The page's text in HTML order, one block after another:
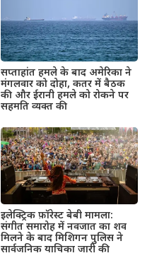
सप्ताहांत हमले के बाद अमेरिका ने
मंगलवार को दोहा, कतर में बैठक
की और ईरानी हमले को रोकने पर
सहमति व्यक्त की
इलेक्ट्रिक फ़ॉरेस्ट बेबी मामला:
संगीत समारोह में नवजात का शव
मिलने के बाद मिशिगन पुलिस ने
सार्वजनिक याचिका जारी की